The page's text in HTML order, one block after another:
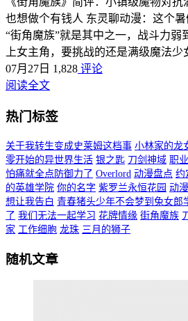
也想做个有钱人 东灵聊动漫：这个暑
“街角魔族”就是其中之一，战斗力弱
上女主角，要挑战的还是满级魔法少
07月27日 1,828 评论
阅读全文
热门标签
关于我转生变成史莱姆这档事 小林家的龙
零开始的异世界生活 银之匙 刀剑神域 职
怕痛就全点防御力了 Overlord 动漫盘点 约
的英雄学院 你的名字 紫罗兰永恒花园 动
想让我告白 青春猪头少年不会梦到兔女郎
了 我们无法一起学习 花牌情缘 街角魔族
家 工作细胞 龙珠 三月的狮子
随机文章